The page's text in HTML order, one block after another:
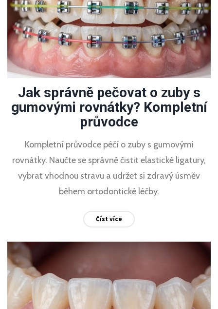
Jak správně pečovat o zuby s
gumovými rovnátky? Kompletní
průvodce
Kompletní průvodce péčí o zuby s gumovými
rovnátky. Naučte se správně čistit elastické ligatury,
vybrat vhodnou stravu a udržet si zdravý úsměv
během ortodontické léčby.
Číst více